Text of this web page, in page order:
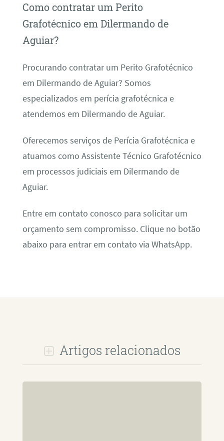
Como contratar um Perito
Grafotécnico em Dilermando de
Aguiar?
Procurando contratar um Perito Grafotécnico
em Dilermando de Aguiar? Somos
especializados em perícia grafotécnica e
atendemos em Dilermando de Aguiar.
Oferecemos serviços de Perícia Grafotécnica e
atuamos como Assistente Técnico Grafotécnico
em processos judiciais em Dilermando de
Aguiar.
Entre em contato conosco para solicitar um
orçamento sem compromisso. Clique no botão
abaixo para entrar em contato via WhatsApp.
Artigos relacionados